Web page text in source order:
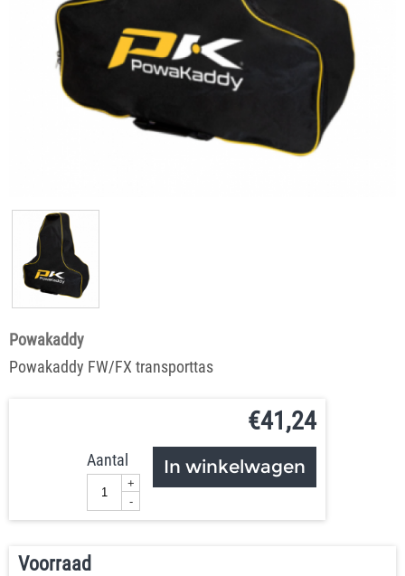
Powakaddy
Powakaddy FW/FX transporttas
€41,24
Aantal
+
-
In winkelwagen
Voorraad